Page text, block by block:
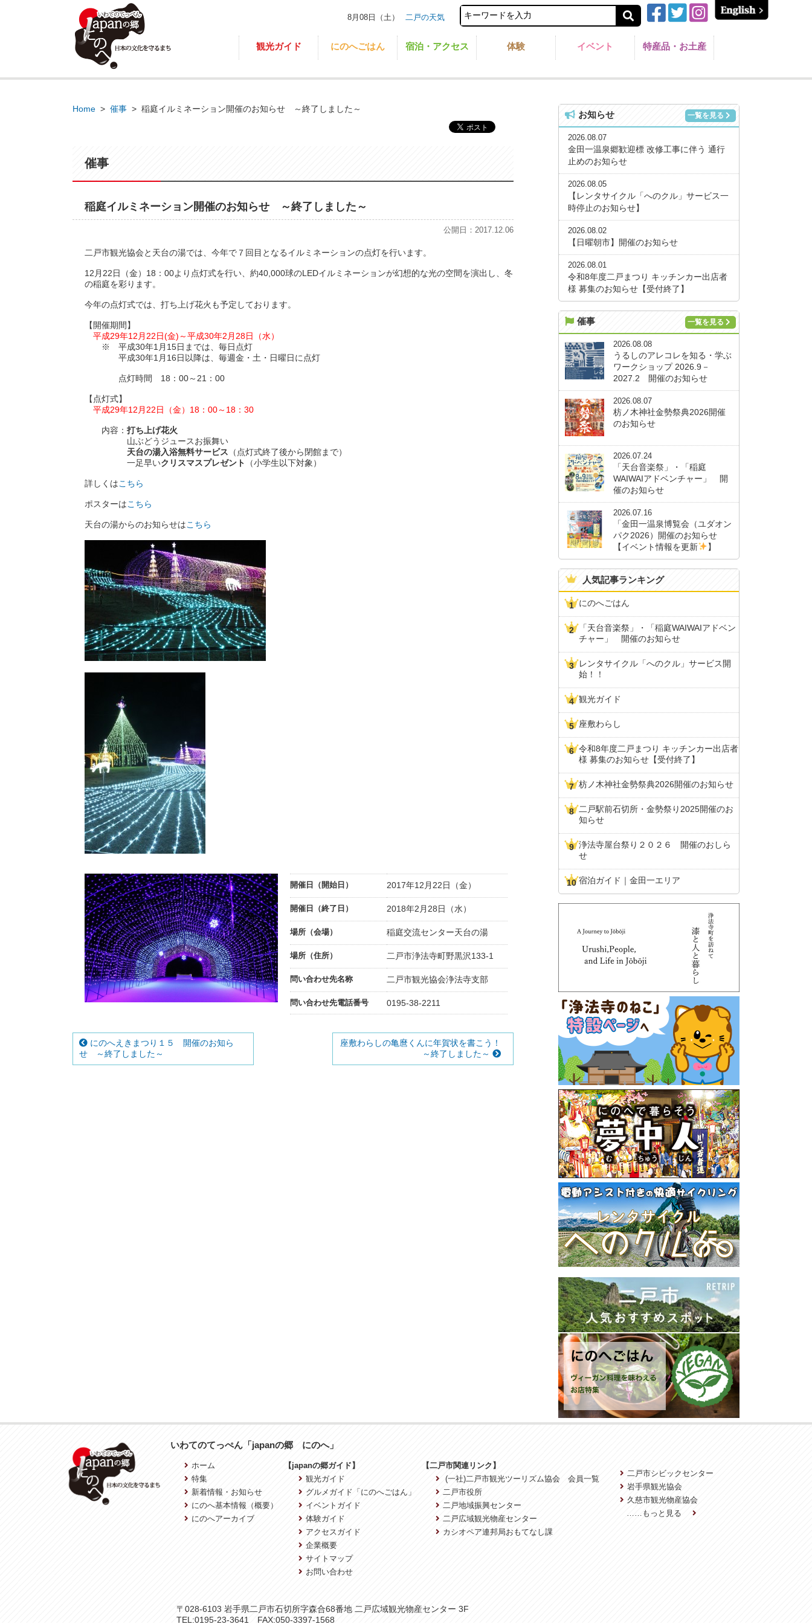
8月08日（土） 二戸の天気
観光ガイド にのへごはん 宿泊・アクセス 体験 イベント 特産品・お土産
Home > 催事 > 稲庭イルミネーション開催のお知らせ ～終了しました～
催事
稲庭イルミネーション開催のお知らせ ～終了しました～
公開日：2017.12.06
二戸市観光協会と天台の湯では、今年で７回目となるイルミネーションの点灯を行います。
12月22日（金）18：00より点灯式を行い、約40,000球のLEDイルミネーションが幻想的な光の空間を演出し、冬
の稲庭を彩ります。
今年の点灯式では、打ち上げ花火も予定しております。
【開催期間】
平成29年12月22日(金)～平成30年2月28日（水）
※ 平成30年1月15日までは、毎日点灯
平成30年1月16日以降は、毎週金・土・日曜日に点灯
点灯時間 18：00～21：00
【点灯式】
平成29年12月22日（金）18：00～18：30
内容： 打ち上げ花火
山ぶどうジュースお振舞い
天台の湯入浴無料サービス （点灯式終了後から閉館まで）
一足早いクリスマスプレゼント （小学生以下対象）
詳しくはこちら
ポスターはこちら
天台の湯からのお知らせはこちら
開催日（開始日） 2017年12月22日（金）
開催日（終了日） 2018年2月28日（水）
場所（会場） 稲庭交流センター天台の湯
場所（住所） 二戸市浄法寺町野黒沢133-1
問い合わせ先名称 二戸市観光協会浄法寺支部
問い合わせ先電話番号 0195-38-2211
にのへえきまつり１５ 開催のお知ら
せ ～終了しました～
座敷わらしの亀麿くんに年賀状を書こう！
～終了しました～
お知らせ 一覧を見る
2026.08.07
金田一温泉郷歓迎標 改修工事に伴う 通行
止めのお知らせ
2026.08.05
【レンタサイクル「へのクル」サービス一
時停止のお知らせ】
2026.08.02
【日曜朝市】開催のお知らせ
2026.08.01
令和8年度二戸まつり キッチンカー出店者
様 募集のお知らせ【受付終了】
催事 一覧を見る
2026.08.08
うるしのアレコレを知る・学ぶ
ワークショップ 2026.9－
2027.2 開催のお知らせ
2026.08.07
枋ノ木神社金勢祭典2026開催
のお知らせ
2026.07.24
「天台音楽祭」・「稲庭
WAIWAIアドベンチャー」 開
催のお知らせ
2026.07.16
「金田一温泉博覧会（ユダオン
パク2026）開催のお知らせ
【イベント情報を更新
】
人気記事ランキング
にのへごはん
「天台音楽祭」・「稲庭WAIWAIアドベン
チャー」 開催のお知らせ
レンタサイクル「へのクル」サービス開
始！！
観光ガイド
座敷わらし
令和8年度二戸まつり キッチンカー出店者
様 募集のお知らせ【受付終了】
枋ノ木神社金勢祭典2026開催のお知らせ
二戸駅前石切所・金勢祭り2025開催のお
知らせ
浄法寺屋台祭り２０２６ 開催のおしら
せ
宿泊ガイド｜金田一エリア
いわてのてっぺん「japanの郷 にのへ」
ホーム
特集
新着情報・お知らせ
にのへ基本情報（概要）
にのへアーカイブ
【japanの郷ガイド】
観光ガイド
グルメガイド「にのへごはん」
イベントガイド
体験ガイド
アクセスガイド
企業概要
サイトマップ
お問い合わせ
【二戸市関連リンク】
(一社)二戸市観光ツーリズム協会 会員一覧
二戸市役所
二戸地域振興センター
二戸広域観光物産センター
カシオペア連邦局おもてなし課
二戸市シビックセンター
岩手県観光協会
久慈市観光物産協会
……もっと見る
〒028-6103 岩手県二戸市石切所字森合68番地 二戸広域観光物産センター 3F
TEL:0195-23-3641 FAX:050-3397-1568